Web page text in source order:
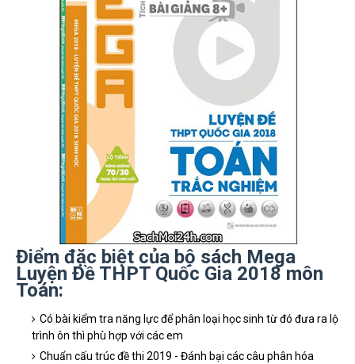
Điểm đặc biệt của bộ sách Mega
Luyện Đề THPT Quốc Gia 2018 môn
Toán:
Có bài kiểm tra năng lực để phân loại học sinh từ đó đưa ra lộ
trình ôn thì phù hợp với các em
Chuẩn cấu trúc đề thi 2019 - Đánh bại các câu phân hóa